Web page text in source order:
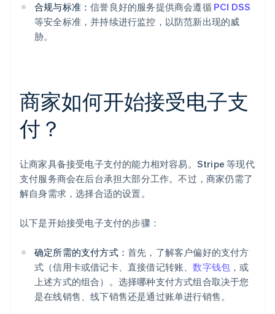
合规与标准：信誉良好的服务提供商会遵循 PCI DSS
等安全标准，并持续进行监控，以防范新出现的威
胁。
商家如何开始接受电子支
付？
让商家具备接受电子支付的能力相对容易。Stripe 等现代
支付服务商会在后台承担大部分工作。不过，商家仍需了
解自身需求，选择合适的设置。
以下是开始接受电子支付的步骤：
确定所需的支付方式： 首先，了解客户偏好的支付方
式（信用卡或借记卡、直接借记转账、数字钱包 ，或
上述方式的组合）。选择哪种支付方式组合取决于您
是在线销售、线下销售还是通过账单进行销售。